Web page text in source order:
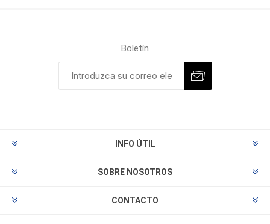
Boletín
INFO ÚTIL
SOBRE NOSOTROS
CONTACTO